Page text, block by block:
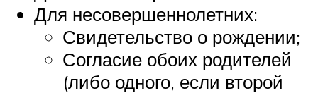
Для несовершеннолетних:
Свидетельство о рождении;
Согласие обоих родителей
(либо одного, если второй